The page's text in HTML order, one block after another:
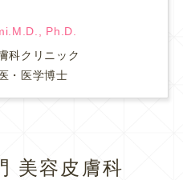
Ph.D.
科クリニック
・医学博士
美容皮膚科